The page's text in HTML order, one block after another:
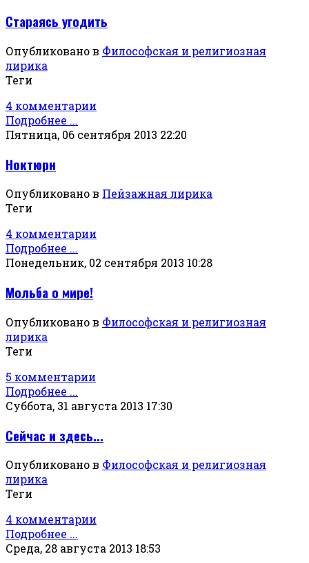
Стараясь угодить
Опубликовано в Философская и религиозная
лирика
Теги
4 комментарии
Подробнее ...
Пятница, 06 сентября 2013 22:20
Ноктюрн
Опубликовано в Пейзажная лирика
Теги
4 комментарии
Подробнее ...
Понедельник, 02 сентября 2013 10:28
Мольба о мире!
Опубликовано в Философская и религиозная
лирика
Теги
5 комментарии
Подробнее ...
Суббота, 31 августа 2013 17:30
Сейчас и здесь...
Опубликовано в Философская и религиозная
лирика
Теги
4 комментарии
Подробнее ...
Среда, 28 августа 2013 18:53